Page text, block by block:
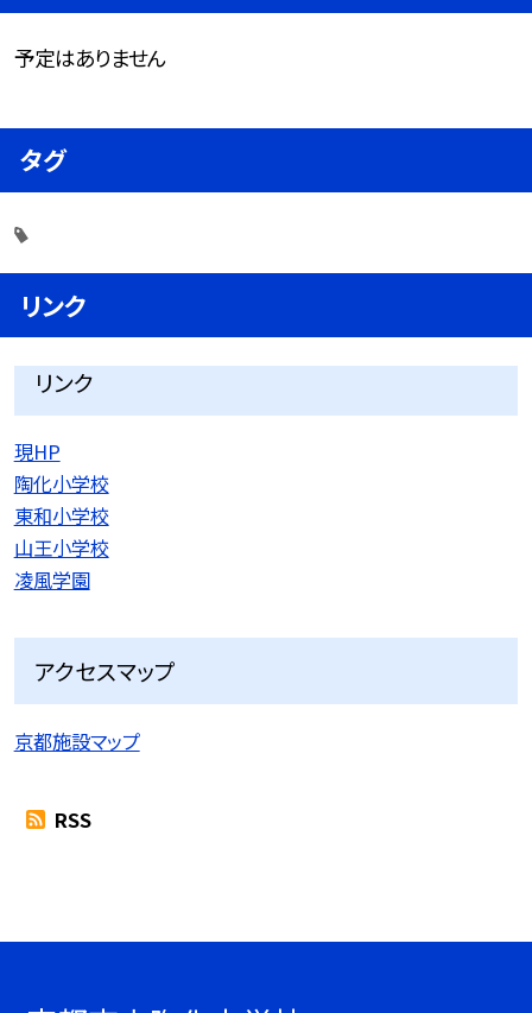
予定はありません
タグ
リンク
リンク
現HP
陶化小学校
東和小学校
山王小学校
凌風学園
アクセスマップ
京都施設マップ
RSS